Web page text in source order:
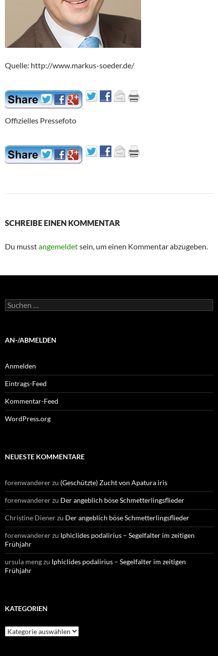
Quelle: http://www.markus-soeder.de/
Offizielles Pressefoto
SCHREIBE EINEN KOMMENTAR
Du musstangemeldetsein, um einen Kommentar abzugeben.
Suchen
nach:
AN-/ABMELDEN
Anmelden
Eintrags-Feed
Kommentar-Feed
WordPress.org
NEUESTE KOMMENTARE
forenwandererzu (Geschützte) Zucht von Apatura iris
forenwandererzu Der angeblich böse Schmetterlingsflieder
Christine Dienerzu Der angeblich böse Schmetterlingsflieder
forenwandererzu Iphiclides podalirius – Segelfalter im zeitigen
Frühjahr
ursula mengzu Iphiclides podalirius – Segelfalter im zeitigen
Frühjahr
KATEGORIEN
Kategorien